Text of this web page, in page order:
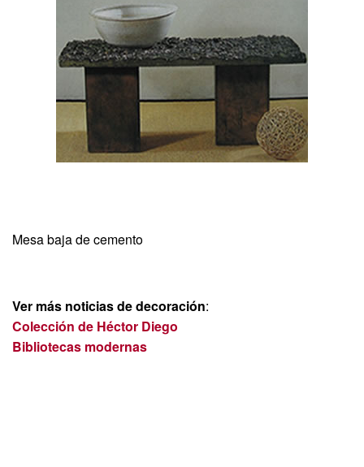
Mesa baja de cemento
Ver más noticias de decoración:
Colección de Héctor Diego
Bibliotecas modernas